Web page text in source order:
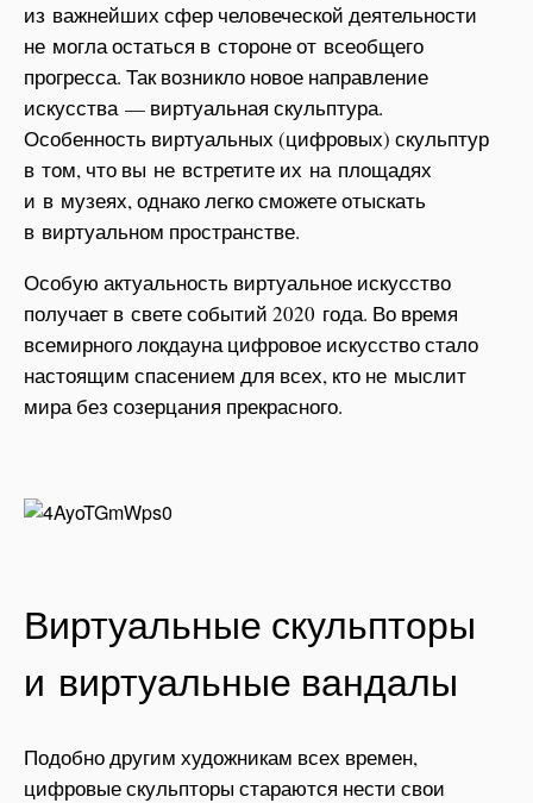
из важнейших сфер человеческой деятельности
не могла остаться в стороне от всеобщего
прогресса. Так возникло новое направление
искусства — виртуальная скульптура.
Особенность виртуальных (цифровых) скульптур
в том, что вы не встретите их на площадях
и в музеях, однако легко сможете отыскать
в виртуальном пространстве.
Особую актуальность виртуальное искусство
получает в свете событий 2020 года. Во время
всемирного локдауна цифровое искусство стало
настоящим спасением для всех, кто не мыслит
мира без созерцания прекрасного.
Виртуальные скульпторы
и виртуальные вандалы
Подобно другим художникам всех времен,
цифровые скульпторы стараются нести свои